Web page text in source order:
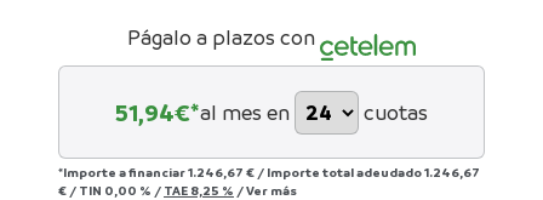
Págalo a plazos con
51,94€*al mes en cuotas
*Importe a financiar1.246,67 € / Importe total adeudado1.246,67
€ / TIN 0,00 % / TAE 8,25 % /Ver más